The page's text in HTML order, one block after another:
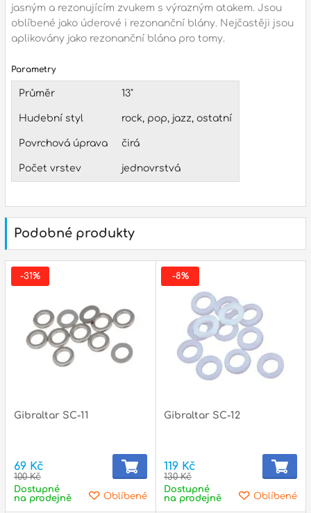
Otevírací doba
pondělí – pátek :10:00 – 18:00
neděle :ZAVŘENO
státní svátky : ZAVŘENO
jasným a rezonujícím zvukem s výrazným atakem. Jsou
oblíbené jako úderové i rezonanční blány. Nejčastěji jsou
aplikovány jako rezonanční blána pro tomy.
Parametry
Průměr 13"
Hudební styl rock, pop, jazz, ostatní
Povrchová úprava čirá
Počet vrstev jednovrstvá
Podobné produkty
Gibraltar SC-11
69 Kč
100 Kč
Oblíbené
Dostupné
na prodejně
-31%
Gibraltar SC-12
119 Kč
130 Kč
Oblíbené
Dostupné
na prodejně
-8%